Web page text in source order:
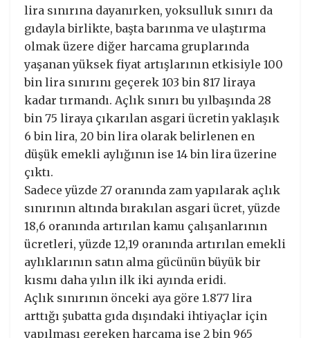
lira sınırına dayanırken, yoksulluk sınırı da
gıdayla birlikte, başta barınma ve ulaştırma
olmak üzere diğer harcama gruplarında
yaşanan yüksek fiyat artışlarının etkisiyle 100
bin lira sınırını geçerek 103 bin 817 liraya
kadar tırmandı. Açlık sınırı bu yılbaşında 28
bin 75 liraya çıkarılan asgari ücretin yaklaşık
6 bin lira, 20 bin lira olarak belirlenen en
düşük emekli aylığının ise 14 bin lira üzerine
çıktı.
Sadece yüzde 27 oranında zam yapılarak açlık
sınırının altında bırakılan asgari ücret, yüzde
18,6 oranında artırılan kamu çalışanlarının
ücretleri, yüzde 12,19 oranında artırılan emekli
aylıklarının satın alma gücünün büyük bir
kısmı daha yılın ilk iki ayında eridi.
Açlık sınırının önceki aya göre 1.877 lira
arttığı şubatta gıda dışındaki ihtiyaçlar için
yapılması gereken harcama ise 2 bin 965